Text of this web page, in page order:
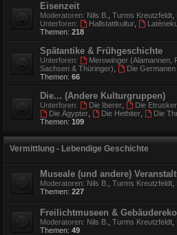
Eisenzeit
Moderatoren: Nils B. Turms Kreutzfeldt
Unterforen:
Hallstattkultur,
Themen: 218
Spätantike & Frühgeschichte
Unterforen:
Merowinger (Alamannen,
Sachsen & Thüringer)
Die Germanen
Themen: 66
Die... (Andere Kulturgruppen)
Unterforen: Die Iberer, Die Etrusker,
Die Ägypter, Die Hethiter,
Die
Themen: 109
Vermittlung - Lebendige Geschichte
Museale (und andere)
Moderatoren: Nils B. Turms Kreutzfeldt
Themen: 227
Freilichtmuseen &
Moderatoren: Nils B. Turms Kreutzfeldt
Themen: 49